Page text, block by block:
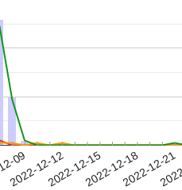
09
2022-12-122022-12-152022-12-182022-12-21